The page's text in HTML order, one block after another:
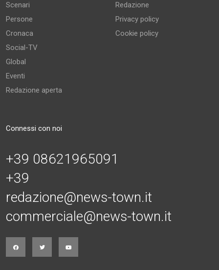
Scenari
Persone
Cronaca
Social-TV
Global
Eventi
Redazione aperta
Redazione
Privacy policy
Cookie policy
Connessi con noi
+39 08621965091
+39
redazione@news-town.it
commerciale@news-town.it